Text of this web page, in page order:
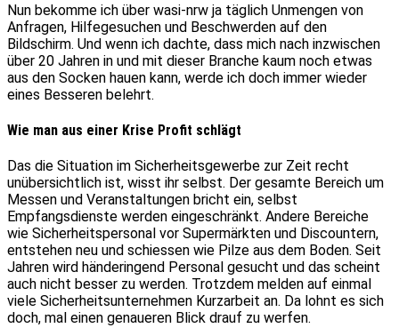
Nun bekomme ich über wasi-nrw ja täglich Unmengen von
Anfragen, Hilfegesuchen und Beschwerden auf den
Bildschirm. Und wenn ich dachte, dass mich nach inzwischen
über 20 Jahren in und mit dieser Branche kaum noch etwas
aus den Socken hauen kann, werde ich doch immer wieder
eines Besseren belehrt.
Wie man aus einer Krise Profit schlägt
Das die Situation im Sicherheitsgewerbe zur Zeit recht
unübersichtlich ist, wisst ihr selbst. Der gesamte Bereich um
Messen und Veranstaltungen bricht ein, selbst
Empfangsdienste werden eingeschränkt. Andere Bereiche
wie Sicherheitspersonal vor Supermärkten und Discountern,
entstehen neu und schiessen wie Pilze aus dem Boden. Seit
Jahren wird händeringend Personal gesucht und das scheint
auch nicht besser zu werden. Trotzdem melden auf einmal
viele Sicherheitsunternehmen Kurzarbeit an. Da lohnt es sich
doch, mal einen genaueren Blick drauf zu werfen.